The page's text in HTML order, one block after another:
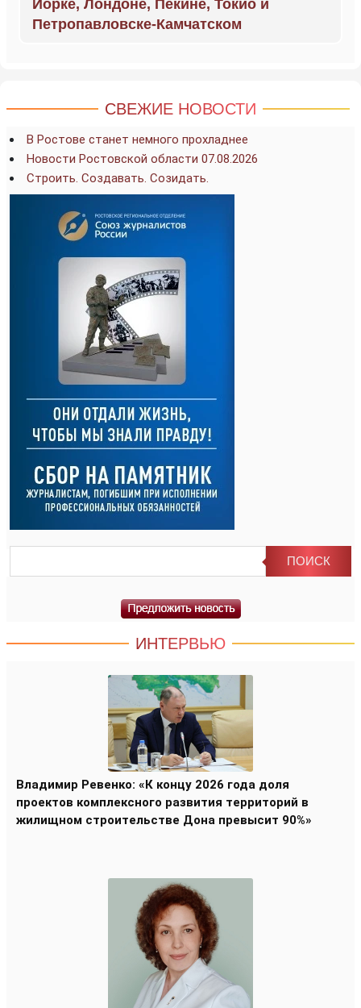
Йорке, Лондоне, Пекине, Токио и
Петропавловске-Камчатском
СВЕЖИЕ НОВОСТИ
В Ростове станет немного прохладнее
Новости Ростовской области 07.08.2026
Строить. Создавать. Созидать.
ИНТЕРВЬЮ
Владимир Ревенко: «К концу 2026 года доля
проектов комплексного развития территорий в
жилищном строительстве Дона превысит 90%»